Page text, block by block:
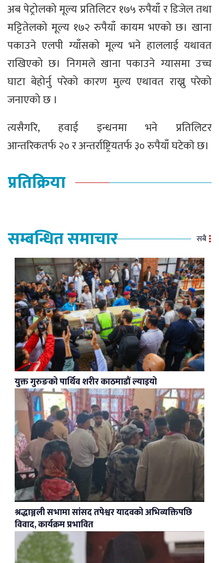
अब पेट्रोलको मूल्य प्रतिलिटर १७५ रुपैयाँ र डिजेल तथा
मट्टितेलको मूल्य १७२ रुपैयाँ कायम भएको छ। खाना
पकाउने एलपी ग्याँसको मूल्य भने हाललाई यथावत
राखिएको छ। निगमले खाना पकाउने ग्यासमा उच्च
घाटा बेहोर्नु परेको कारण मुल्य एथावत राख्नु परेको
जनाएको छ ।
त्यसैगरि, हवाई इन्धनमा भने प्रतिलिटर
आन्तरिकतर्फ २० र अन्तर्राष्ट्रियतर्फ ३० रुपैयाँ घटेकाे छ।
प्रतिक्रिया
सम्बन्धित समाचार सबै
युक्त गुरुङको पार्थिव शरीर काठमाडौं ल्याइयो
श्रद्धाञ्जली सभामा सांसद तपेश्वर यादवको अभिव्यक्तिपछि
विवाद, कार्यक्रम प्रभावित